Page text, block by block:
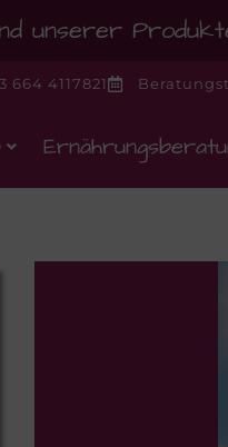
unserer
664 4117821